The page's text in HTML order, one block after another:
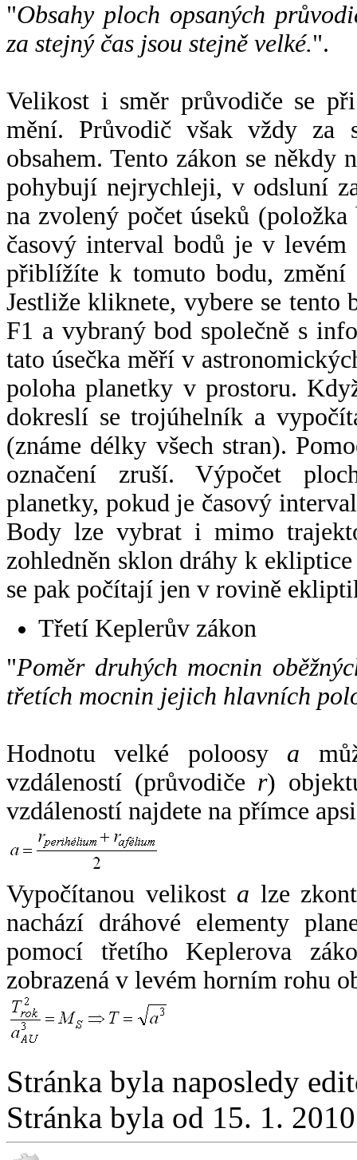
"Obsahy ploch opsaných
za stejný čas jsou stejně velké.".
Velikost i směr průvodiče se
mění. Průvodič však vždy za
obsahem. Tento zákon se někdy
pohybují nejrychleji, v odsluní
na zvolený počet úseků
časový interval bodů je v
přiblížíte k tomuto bodu,
Jestliže kliknete, vybere se tento
F1 a vybraný bod společně s
tato úsečka měří v
poloha planetky v prostoru.
dokreslí se trojúhelník a
(známe délky všech stran).
označení zruší. Výpočet
planetky, pokud je časový
Body lze vybrat i mimo
zohledněn sklon dráhy k
se pak počítají jen v rovině
Třetí Keplerův zákon
"Poměr druhých mocnin
třetích mocnin jejich hlavních
Hodnotu velké poloosy a
vzdáleností (průvodiče r)
vzdáleností najdete na přímce
Vypočítanou velikost a lze
nachází dráhové elementy
pomocí třetího Keplerova
zobrazená v levém horním rohu
Stránka byla naposledy
Stránka byla od 15. 1.